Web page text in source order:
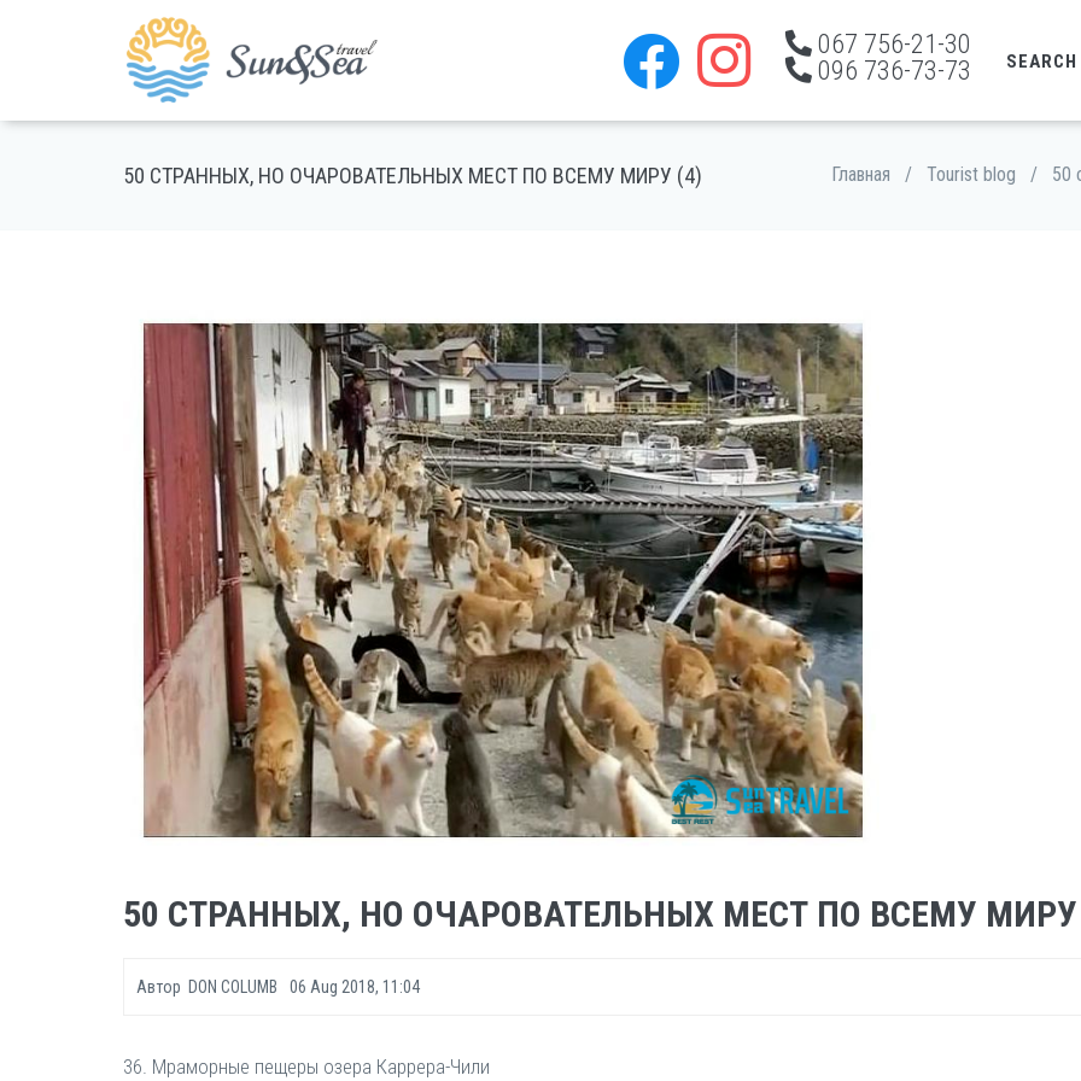
067 756-21-30
096 736-73-73
50 СТРАННЫХ, НО ОЧАРОВАТЕЛЬНЫХ МЕСТ ПО ВСЕМУ МИРУ (4) Главная / Tourist blog / 50
50 СТРАННЫХ, НО ОЧАРОВАТЕЛЬНЫХ МЕСТ ПО ВСЕМУ МИРУ
Автор DON COLUMB 06 Aug 2018, 11:04
36. Мраморные пещеры озера Каррера-Чили